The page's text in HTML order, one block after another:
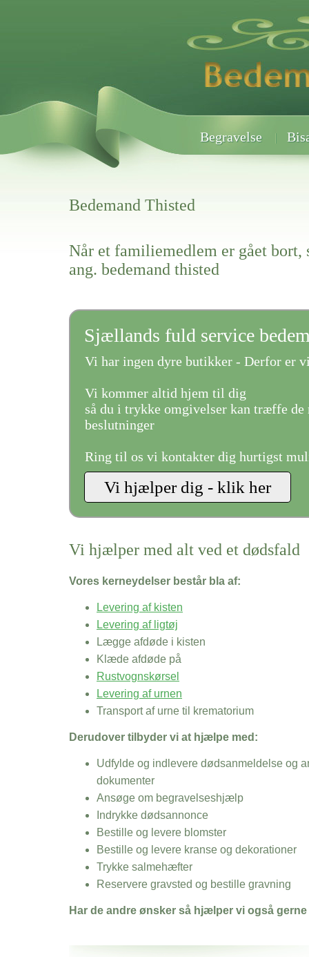
Begravelse
Bedemand Thisted
Når et familiemedlem er gået bort,
ang. bedemand thisted
Sjællands fuld service
Vi har ingen dyre butikker - Derfor er
Vi kommer altid hjem til dig
så du i trykke omgivelser kan træffe de
beslutninger
Ring til os vi kontakter dig hurtigst
Vi hjælper med alt ved et dødsfald
Vores kerneydelser består bla af:
Levering af kisten
Levering af ligtøj
Lægge afdøde i kisten
Klæde afdøde på
Rustvognskørsel
Levering af urnen
Transport af urne til krematorium
Derudover tilbyder vi at hjælpe med:
Udfylde og indlevere dødsanmeldelse og
dokumenter
Ansøge om begravelseshjælp
Indrykke dødsannonce
Bestille og levere blomster
Bestille og levere kranse og dekorationer
Trykke salmehæfter
Reservere gravsted og bestille gravning
Har de andre ønsker så hjælper vi også gerne